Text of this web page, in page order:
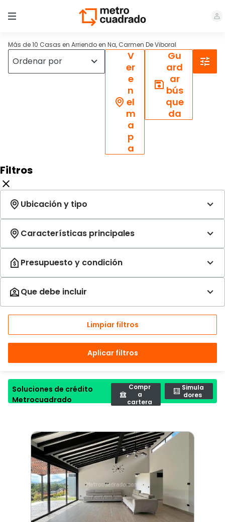
Más de 10 Casas en Arriendo en Na, Carmen De Viboral
V
er
e
n
el
m
a
p
a
Gu
ard
ar
bús
que
da
Filtros
Limpiar filtros
Aplicar filtros
Soluciones de crédito
Metrocuadrado
Compr
a
cartera
Simula
dores